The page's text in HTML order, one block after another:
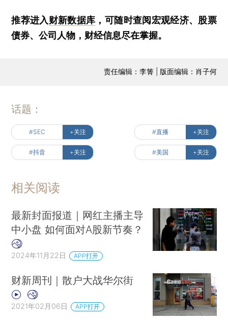
推荐进入财新数据库 ，可随时查阅宏观经济、股票
债券、公司人物，财经信息尽在掌握。
责任编辑：李箐 | 版面编辑：肖子何
话题：
#SEC +关注 #直播 +关注
#抖音 +关注 #美国 +关注
相关阅读
最新封面报道｜网红主播主导
中小盘 如何面对A股新节奏？
2024年11月22日 APP打开
财新周刊｜散户大战华尔街
2021年02月06日 APP打开